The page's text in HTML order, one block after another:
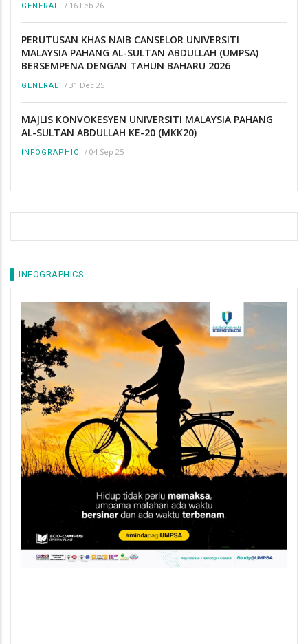
GENERAL / 16 Feb 26
PERUTUSAN KHAS NAIB CANSELOR UNIVERSITI
MALAYSIA PAHANG AL-SULTAN ABDULLAH (UMPSA)
BERSEMPENA DENGAN TAHUN BAHARU 2026
GENERAL / 31 Dec 25
MAJLIS KONVOKESYEN UNIVERSITI MALAYSIA PAHANG
AL-SULTAN ABDULLAH KE-20 (MKK20)
INFOGRAPHIC / 04 Sep 25
INFOGRAPHICS